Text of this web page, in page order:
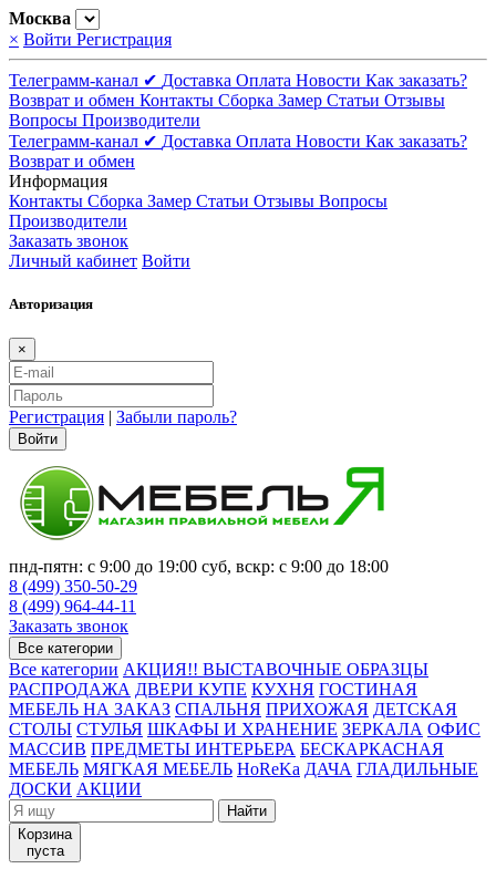
Москва
× Войти Регистрация
Телеграмм-канал ✔ Доставка Оплата Новости Как заказать?
Возврат и обмен Контакты Сборка Замер Статьи Отзывы
Вопросы Производители
Телеграмм-канал ✔ Доставка Оплата Новости Как заказать?
Возврат и обмен
Информация
Контакты Сборка Замер Статьи Отзывы Вопросы
Производители
Заказать звонок
Личный кабинет Войти
Авторизация
×
Регистрация | Забыли пароль?
Войти
пнд-пятн: с 9:00 до 19:00 суб, вскр: с 9:00 до 18:00
8 (499) 350-50-29
8 (499) 964-44-11
Заказать звонок
Все категории
Все категории АКЦИЯ!! ВЫСТАВОЧНЫЕ ОБРАЗЦЫ
РАСПРОДАЖА ДВЕРИ КУПЕ КУХНЯ ГОСТИНАЯ
МЕБЕЛЬ НА ЗАКАЗ СПАЛЬНЯ ПРИХОЖАЯ ДЕТСКАЯ
СТОЛЫ СТУЛЬЯ ШКАФЫ И ХРАНЕНИЕ ЗЕРКАЛА ОФИС
МАССИВ ПРЕДМЕТЫ ИНТЕРЬЕРА БЕСКАРКАСНАЯ
МЕБЕЛЬ МЯГКАЯ МЕБЕЛЬ HoReKa ДАЧА ГЛАДИЛЬНЫЕ
ДОСКИ АКЦИИ
Найти
Корзина
пуста